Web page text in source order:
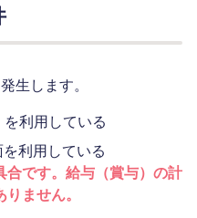
生します。
を利用している
を利用している
です。給与（賞与）の計
ません。